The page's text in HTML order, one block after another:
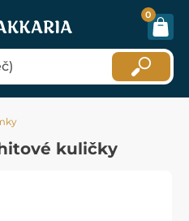
0
kuličky